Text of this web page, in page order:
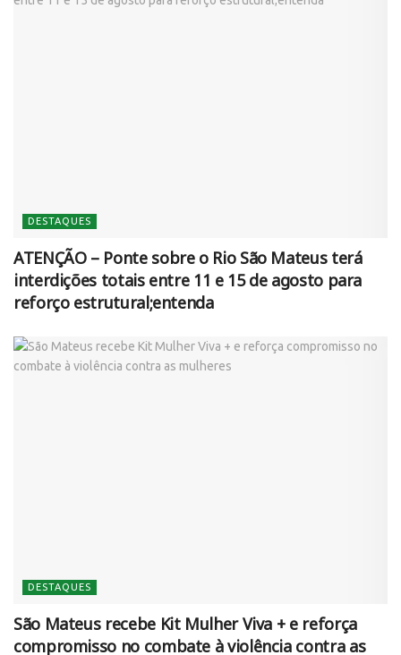
DESTAQUES
ATENÇÃO – Ponte sobre o Rio São Mateus terá
interdições totais entre 11 e 15 de agosto para
reforço estrutural;entenda
DESTAQUES
São Mateus recebe Kit Mulher Viva + e reforça
compromisso no combate à violência contra as